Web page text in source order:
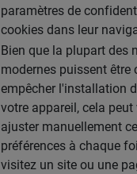
paramètres de
cookies dans leur
Bien que la plupart des
modernes puissent être
empêcher l'installation
votre appareil, cela
ajuster manuellement
préférences à chaque
visitez un site ou une